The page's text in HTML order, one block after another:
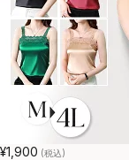
¥1,900 (税込)